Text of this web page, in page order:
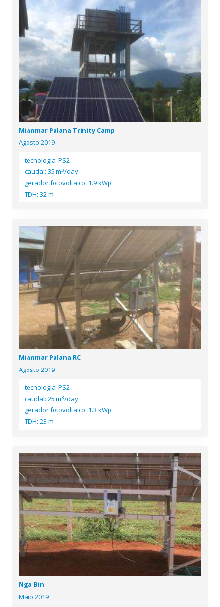
Mianmar Palana Trinity Camp
Agosto 2019
tecnologia: PS2
caudal: 35 m3/day
gerador fotovoltaico: 1.9 kWp
TDH: 32 m
Mianmar Palana RC
Agosto 2019
tecnologia: PS2
caudal: 25 m3/day
gerador fotovoltaico: 1.3 kWp
TDH: 23 m
Nga Bin
Maio 2019